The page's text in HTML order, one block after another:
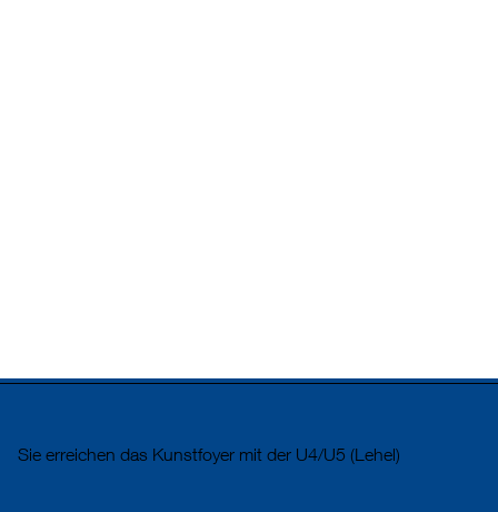
Sie erreichen das Kunstfoyer mit der U4/U5 (Lehel)